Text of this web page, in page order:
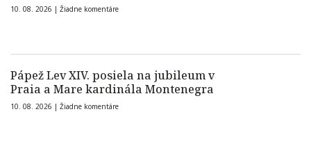
10. 08. 2026 | Žiadne komentáre
Pápež Lev XIV. posiela na jubileum v
Praia a Mare kardinála Montenegra
10. 08. 2026 | Žiadne komentáre